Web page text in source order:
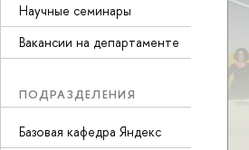
Научные семинары
Вакансии на департаменте
ПОДРАЗДЕЛЕНИЯ
Базовая кафедра Яндекс